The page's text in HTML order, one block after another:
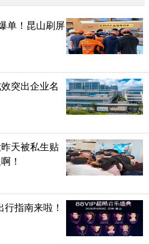
单！昆山刷屏
突出企业名
天被私生贴
！
指南来啦！